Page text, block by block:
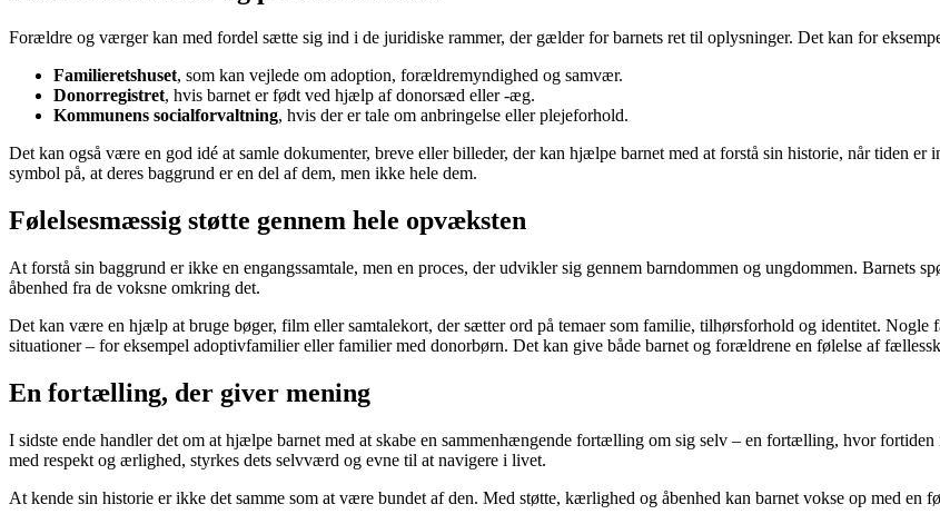
Forældre og værger kan med fordel sætte sig ind i de juridiske rammer, der gælder for barnets ret til oplysninger. Det kan for
Familieretshuset, som kan vejlede om adoption, forældremyndighed og samvær.
Donorregistret, hvis barnet er født ved hjælp af donorsæd eller -æg.
Kommunens socialforvaltning, hvis der er tale om anbringelse eller plejeforhold.
Det kan også være en god idé at samle dokumenter, breve eller billeder, der kan hjælpe barnet med at forstå sin historie, når tiden
symbol på, at deres baggrund er en del af dem, men ikke hele dem.
Følelsesmæssig støtte gennem hele opvæksten
At forstå sin baggrund er ikke en engangssamtale, men en proces, der udvikler sig gennem barndommen og ungdommen. Barnets
åbenhed fra de voksne omkring det.
Det kan være en hjælp at bruge bøger, film eller samtalekort, der sætter ord på temaer som familie, tilhørsforhold og identitet.
situationer – for eksempel adoptivfamilier eller familier med donorbørn. Det kan give både barnet og forældrene en følelse af
En fortælling, der giver mening
I sidste ende handler det om at hjælpe barnet med at skabe en sammenhængende fortælling om sig selv – en fortælling, hvor
med respekt og ærlighed, styrkes dets selvværd og evne til at navigere i livet.
At kende sin historie er ikke det samme som at være bundet af den. Med støtte, kærlighed og åbenhed kan barnet vokse op med en